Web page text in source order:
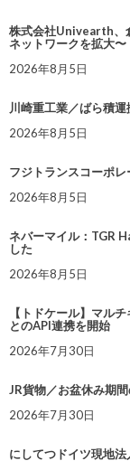
株式会社Univearth、
ネットワークを拡大〜
2026年8月5日
川崎重工業／ばら積
2026年8月5日
フジトランスコーポ
2026年8月5日
ネバーマイル：TGR
した
2026年8月5日
【トドケール】マル
とのAPI連携を開始
2026年7月30日
JR貨物／お盆休み期
2026年7月30日
にしてつドイツ現地